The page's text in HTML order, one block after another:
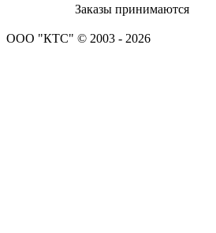
Заказы принимаются
ООО "КТС" © 2003 - 2026